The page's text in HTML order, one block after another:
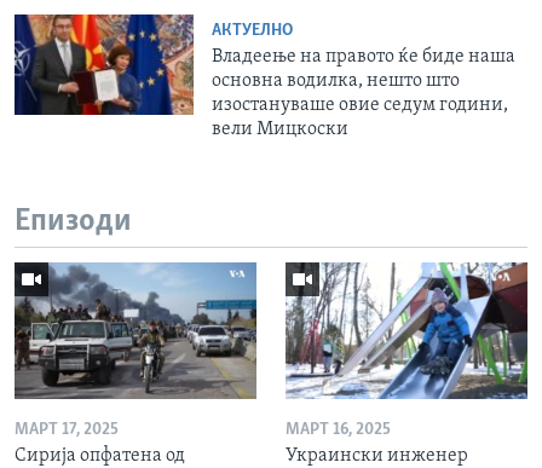
АКТУЕЛНО
Владеење на правото ќе биде наша
основна водилка, нешто што
изостануваше овие седум години,
вели Мицкоски
Епизоди
МАРТ 17, 2025
Сирија опфатена од
МАРТ 16, 2025
Украински инженер